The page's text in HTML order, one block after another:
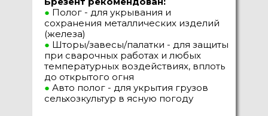
● Полог - для укрывания и
сохранения металлических изделий
(железа)
● Шторы/завесы/палатки - для защиты
при сварочных работах и любых
температурных воздействиях, вплоть
до открытого огня
● Авто полог - для укрытия грузов
сельхозкультур в ясную погоду